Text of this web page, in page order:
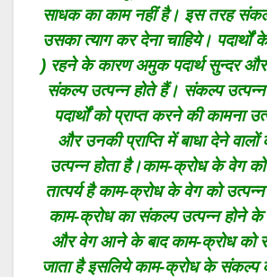
साधक का काम नहीं है। इस तरह
उसका त्याग कर देना चाहिये। पदार्थों
) रहने के कारण अमुक पदार्थ सुन्दर
संकल्प उत्पन्न होते हैं। संकल्प
पदार्थों को प्राप्त करने की कामना
और उनकी प्राप्ति में बाधा देने
उत्पन्न होता है।काम-क्रोध के वेग
तात्पर्य है काम-क्रोध के वेग को
काम-क्रोध का संकल्प उत्पन्न होने के
और वेग आने के बाद काम-क्रोध को
जाता है इसलिये काम-क्रोध के संकल्प